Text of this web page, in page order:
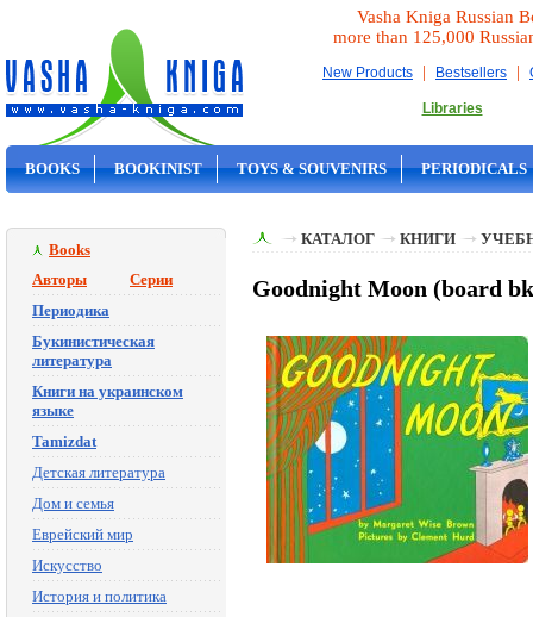
Vasha Kniga Russian
more than 125,000
New Products | Bestsellers |
Libraries
BOOKS BOOKINIST TOYS & SOUVENIRS PERIODICALS
Books
Авторы
Серии
Периодика
Букинистическая
литература
Книги на украинском
языке
Tamizdat
Детская литература
Дом и семья
Еврейский мир
Искусство
История и политика
КАТАЛОГ КНИГИ
Goodnight Moon (board